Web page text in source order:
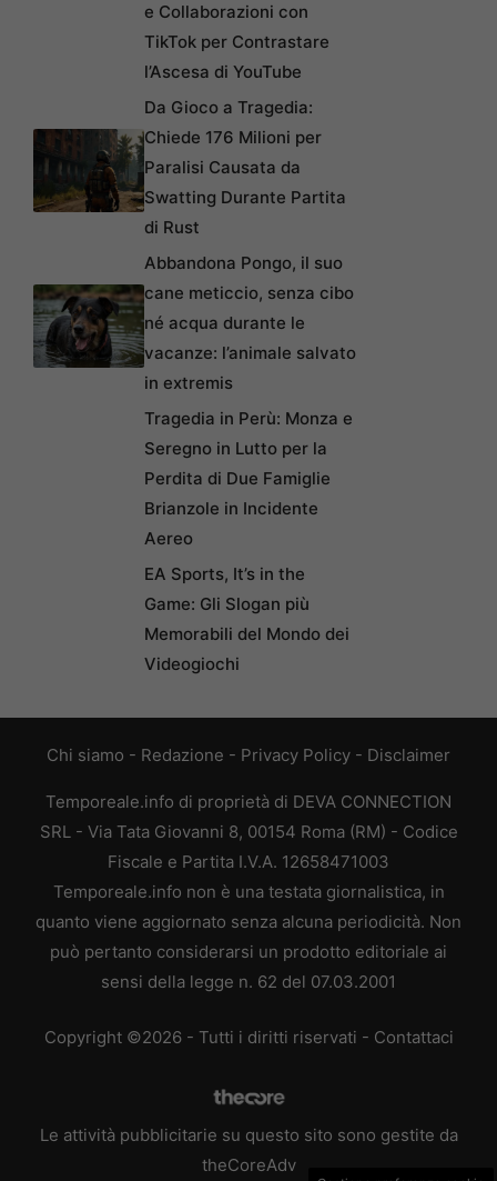
e Collaborazioni con
TikTok per Contrastare
l’Ascesa di YouTube
Da Gioco a Tragedia:
Chiede 176 Milioni per
Paralisi Causata da
Swatting Durante Partita
di Rust
Abbandona Pongo, il suo
cane meticcio, senza cibo
né acqua durante le
vacanze: l’animale salvato
in extremis
Tragedia in Perù: Monza e
Seregno in Lutto per la
Perdita di Due Famiglie
Brianzole in Incidente
Aereo
EA Sports, It’s in the
Game: Gli Slogan più
Memorabili del Mondo dei
Videogiochi
Chi siamo - Redazione - Privacy Policy - Disclaimer
Temporeale.info di proprietà di DEVA CONNECTION
SRL - Via Tata Giovanni 8, 00154 Roma (RM) - Codice
Fiscale e Partita I.V.A. 12658471003
Temporeale.info non è una testata giornalistica, in
quanto viene aggiornato senza alcuna periodicità. Non
può pertanto considerarsi un prodotto editoriale ai
sensi della legge n. 62 del 07.03.2001
Copyright ©2026 - Tutti i diritti riservati - Contattaci
Le attività pubblicitarie su questo sito sono gestite da
theCoreAdv